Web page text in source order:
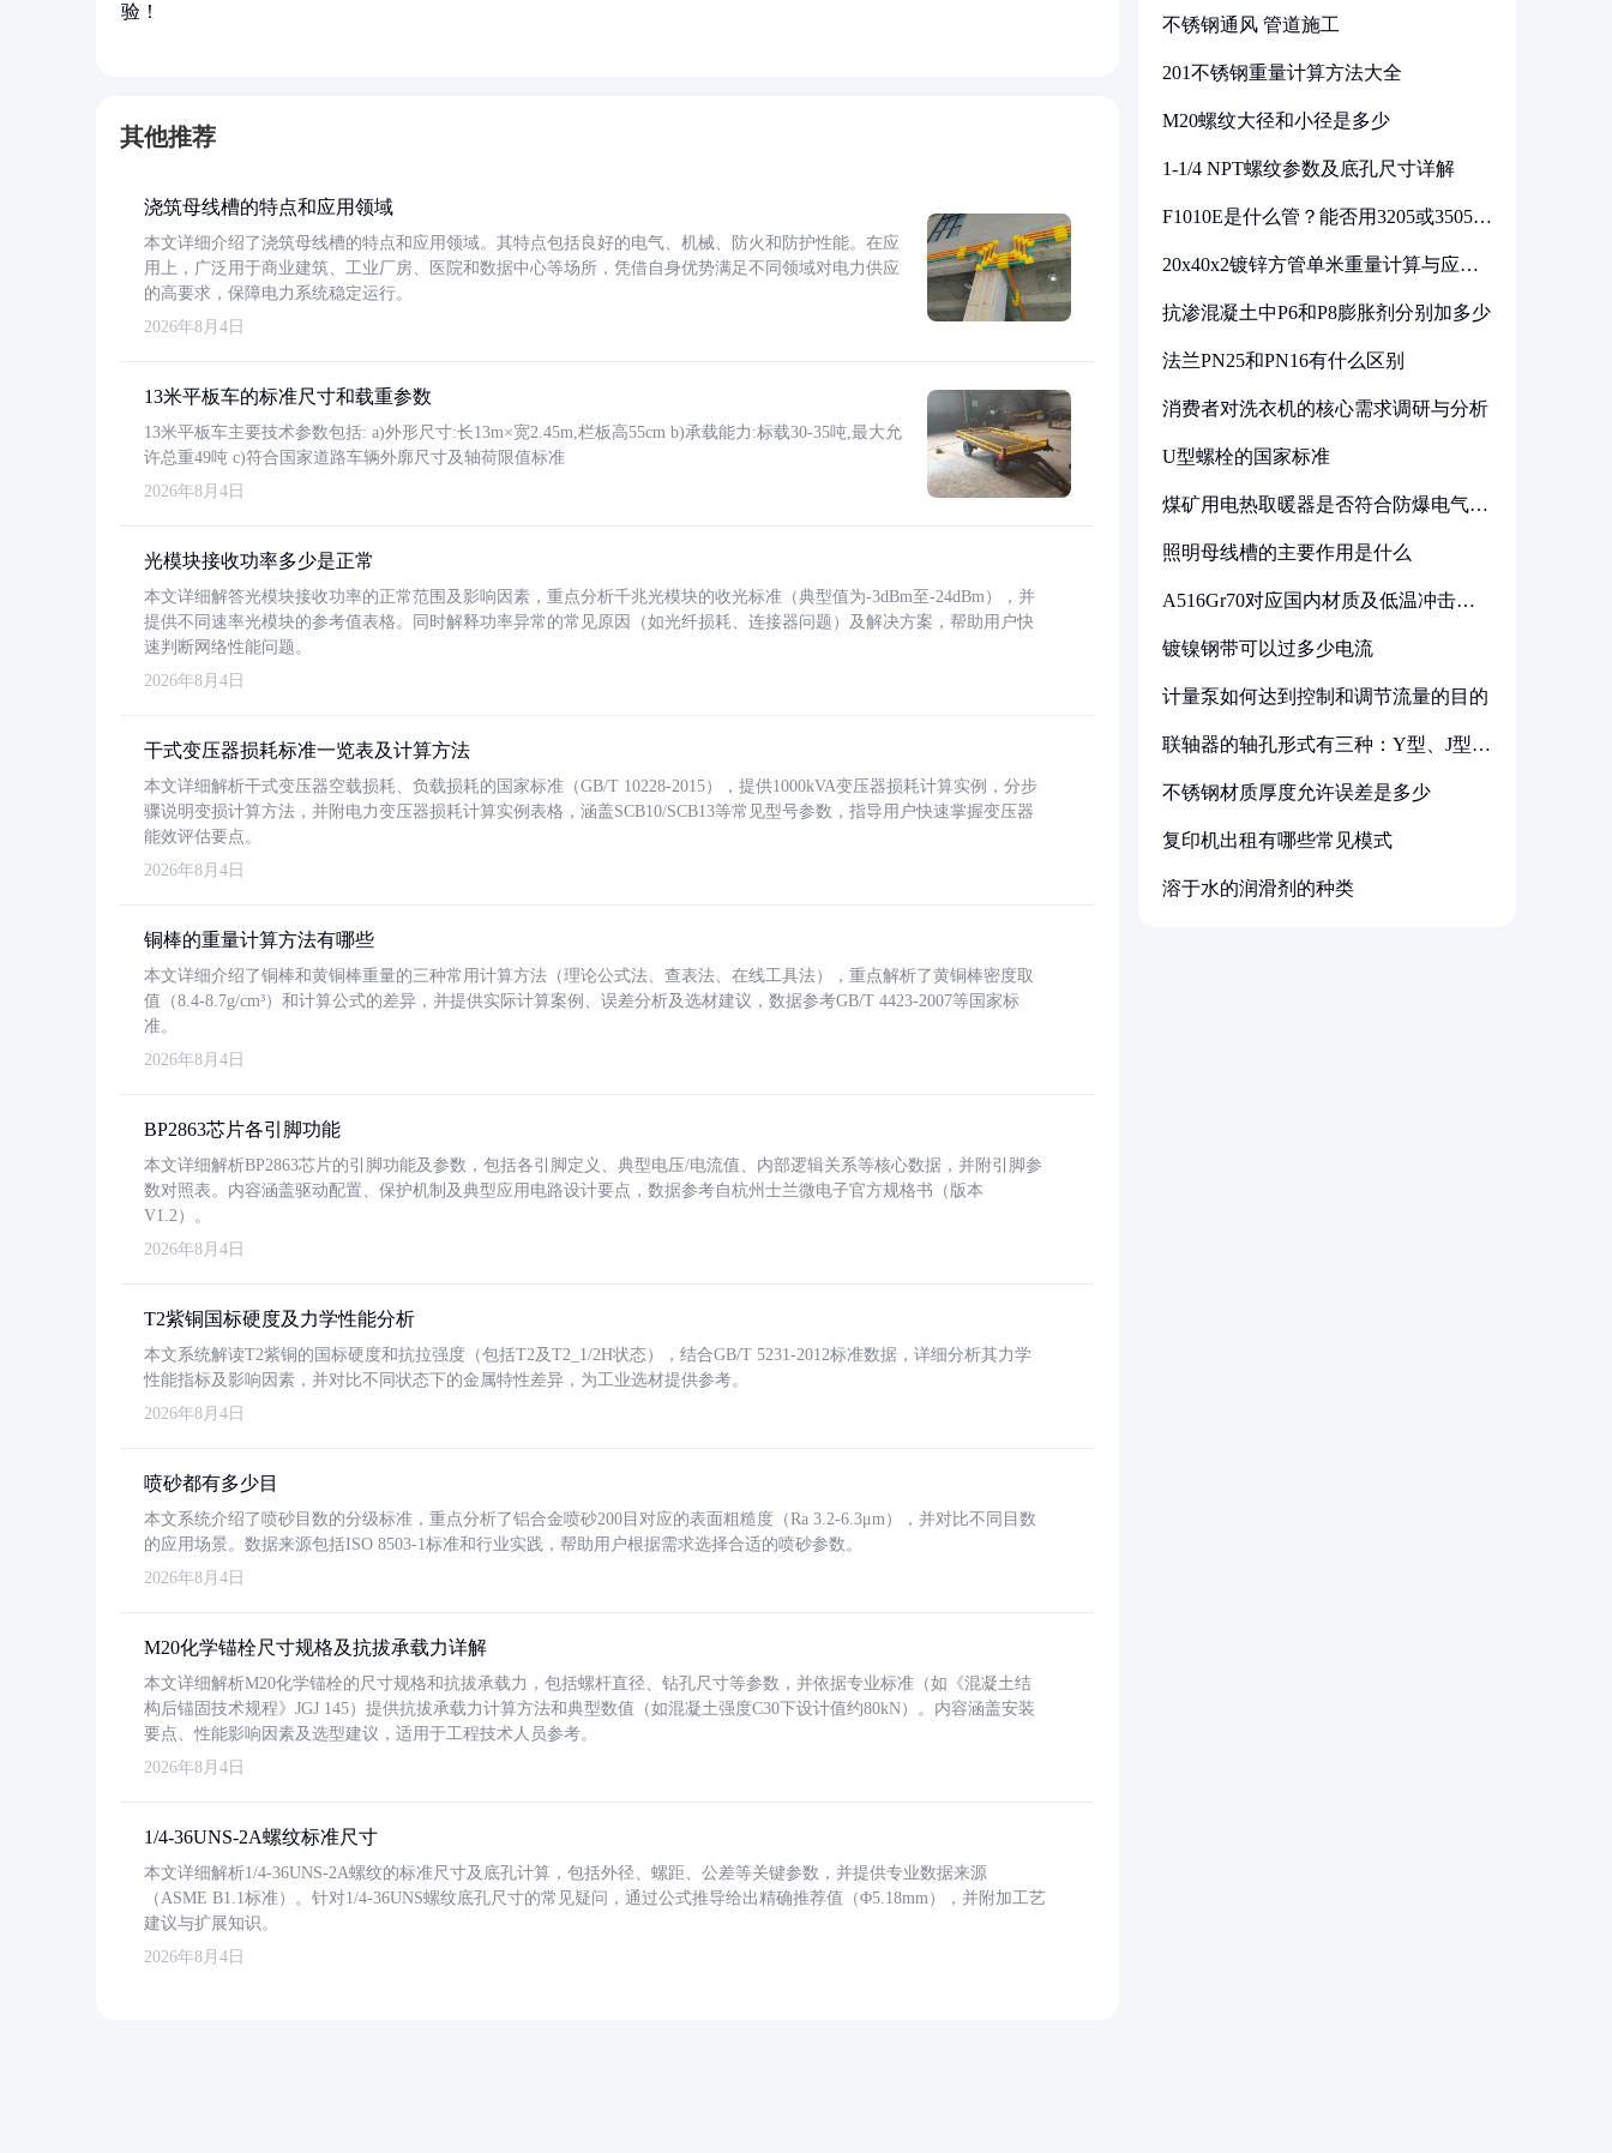
验！
其他推荐
浇筑母线槽的特点和应用领域
本文详细介绍了浇筑母线槽的特点和应用领域。其特点包括良好的电气、机械、防火和防护性能。在应
用上，广泛用于商业建筑、工业厂房、医院和数据中心等场所，凭借自身优势满足不同领域对电力供应
的高要求，保障电力系统稳定运行。
2026年8月4日
13米平板车的标准尺寸和载重参数
13米平板车主要技术参数包括: a)外形尺寸:长13m×宽2.45m,栏板高55cm b)承载能力:标载30-35吨,最大允
许总重49吨 c)符合国家道路车辆外廓尺寸及轴荷限值标准
2026年8月4日
光模块接收功率多少是正常
本文详细解答光模块接收功率的正常范围及影响因素，重点分析千兆光模块的收光标准（典型值为-3dBm至-24dBm），并
提供不同速率光模块的参考值表格。同时解释功率异常的常见原因（如光纤损耗、连接器问题）及解决方案，帮助用户快
速判断网络性能问题。
2026年8月4日
干式变压器损耗标准一览表及计算方法
本文详细解析干式变压器空载损耗、负载损耗的国家标准（GB/T 10228-2015），提供1000kVA变压器损耗计算实例，分步
骤说明变损计算方法，并附电力变压器损耗计算实例表格，涵盖SCB10/SCB13等常见型号参数，指导用户快速掌握变压器
能效评估要点。
2026年8月4日
铜棒的重量计算方法有哪些
本文详细介绍了铜棒和黄铜棒重量的三种常用计算方法（理论公式法、查表法、在线工具法），重点解析了黄铜棒密度取
值（8.4-8.7g/cm³）和计算公式的差异，并提供实际计算案例、误差分析及选材建议，数据参考GB/T 4423-2007等国家标
准。
2026年8月4日
BP2863芯片各引脚功能
本文详细解析BP2863芯片的引脚功能及参数，包括各引脚定义、典型电压/电流值、内部逻辑关系等核心数据，并附引脚参
数对照表。内容涵盖驱动配置、保护机制及典型应用电路设计要点，数据参考自杭州士兰微电子官方规格书（版本
V1.2）。
2026年8月4日
T2紫铜国标硬度及力学性能分析
本文系统解读T2紫铜的国标硬度和抗拉强度（包括T2及T2_1/2H状态），结合GB/T 5231-2012标准数据，详细分析其力学
性能指标及影响因素，并对比不同状态下的金属特性差异，为工业选材提供参考。
2026年8月4日
喷砂都有多少目
本文系统介绍了喷砂目数的分级标准，重点分析了铝合金喷砂200目对应的表面粗糙度（Ra 3.2-6.3μm），并对比不同目数
的应用场景。数据来源包括ISO 8503-1标准和行业实践，帮助用户根据需求选择合适的喷砂参数。
2026年8月4日
M20化学锚栓尺寸规格及抗拔承载力详解
本文详细解析M20化学锚栓的尺寸规格和抗拔承载力，包括螺杆直径、钻孔尺寸等参数，并依据专业标准（如《混凝土结
构后锚固技术规程》JGJ 145）提供抗拔承载力计算方法和典型数值（如混凝土强度C30下设计值约80kN）。内容涵盖安装
要点、性能影响因素及选型建议，适用于工程技术人员参考。
2026年8月4日
1/4-36UNS-2A螺纹标准尺寸
本文详细解析1/4-36UNS-2A螺纹的标准尺寸及底孔计算，包括外径、螺距、公差等关键参数，并提供专业数据来源
（ASME B1.1标准）。针对1/4-36UNS螺纹底孔尺寸的常见疑问，通过公式推导给出精确推荐值（Φ5.18mm），并附加工艺
建议与扩展知识。
2026年8月4日
不锈钢通风 管道施工
201不锈钢重量计算方法大全
M20螺纹大径和小径是多少
1-1/4 NPT螺纹参数及底孔尺寸详解
F1010E是什么管？能否用3205或3505代
20x40x2镀锌方管单米重量计算与应用
抗渗混凝土中P6和P8膨胀剂分别加多少
法兰PN25和PN16有什么区别
消费者对洗衣机的核心需求调研与分析
U型螺栓的国家标准
煤矿用电热取暖器是否符合防爆电气设
照明母线槽的主要作用是什么
A516Gr70对应国内材质及低温冲击要
镀镍钢带可以过多少电流
计量泵如何达到控制和调节流量的目的
联轴器的轴孔形式有三种：Y型、J型、
不锈钢材质厚度允许误差是多少
复印机出租有哪些常见模式
溶于水的润滑剂的种类